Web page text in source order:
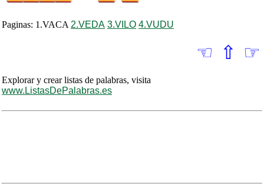
Paginas: 1.VACA 2.VEDA 3.VILO 4.VUDU
☜ ⇧ ☞
Explorar y crear listas de palabras, visita
www.ListasDePalabras.es